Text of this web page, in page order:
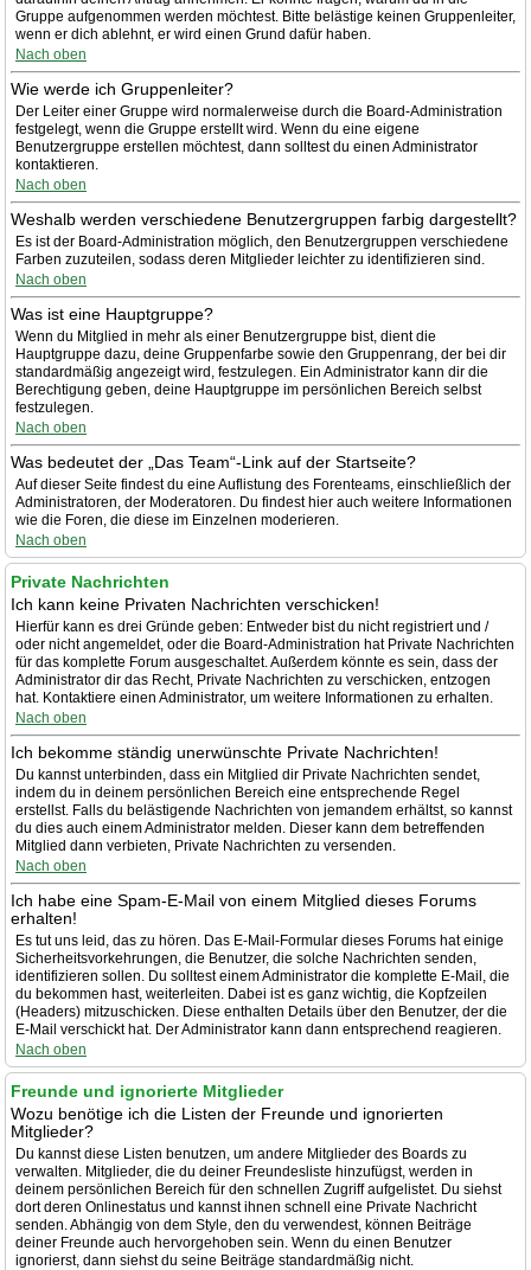
Gruppe aufgenommen werden möchtest. Bitte belästige keinen Gruppenleiter,
wenn er dich ablehnt, er wird einen Grund dafür haben.
Nach oben
Wie werde ich Gruppenleiter?
Der Leiter einer Gruppe wird normalerweise durch die Board-Administration
festgelegt, wenn die Gruppe erstellt wird. Wenn du eine eigene
Benutzergruppe erstellen möchtest, dann solltest du einen Administrator
kontaktieren.
Nach oben
Weshalb werden verschiedene Benutzergruppen farbig dargestellt?
Es ist der Board-Administration möglich, den Benutzergruppen verschiedene
Farben zuzuteilen, sodass deren Mitglieder leichter zu identifizieren sind.
Nach oben
Was ist eine Hauptgruppe?
Wenn du Mitglied in mehr als einer Benutzergruppe bist, dient die
Hauptgruppe dazu, deine Gruppenfarbe sowie den Gruppenrang, der bei dir
standardmäßig angezeigt wird, festzulegen. Ein Administrator kann dir die
Berechtigung geben, deine Hauptgruppe im persönlichen Bereich selbst
festzulegen.
Nach oben
Was bedeutet der „Das Team“-Link auf der Startseite?
Auf dieser Seite findest du eine Auflistung des Forenteams, einschließlich der
Administratoren, der Moderatoren. Du findest hier auch weitere Informationen
wie die Foren, die diese im Einzelnen moderieren.
Nach oben
Private Nachrichten
Ich kann keine Privaten Nachrichten verschicken!
Hierfür kann es drei Gründe geben: Entweder bist du nicht registriert und /
oder nicht angemeldet, oder die Board-Administration hat Private Nachrichten
für das komplette Forum ausgeschaltet. Außerdem könnte es sein, dass der
Administrator dir das Recht, Private Nachrichten zu verschicken, entzogen
hat. Kontaktiere einen Administrator, um weitere Informationen zu erhalten.
Nach oben
Ich bekomme ständig unerwünschte Private Nachrichten!
Du kannst unterbinden, dass ein Mitglied dir Private Nachrichten sendet,
indem du in deinem persönlichen Bereich eine entsprechende Regel
erstellst. Falls du belästigende Nachrichten von jemandem erhältst, so kannst
du dies auch einem Administrator melden. Dieser kann dem betreffenden
Mitglied dann verbieten, Private Nachrichten zu versenden.
Nach oben
Ich habe eine Spam-E-Mail von einem Mitglied dieses Forums
erhalten!
Es tut uns leid, das zu hören. Das E-Mail-Formular dieses Forums hat einige
Sicherheitsvorkehrungen, die Benutzer, die solche Nachrichten senden,
identifizieren sollen. Du solltest einem Administrator die komplette E-Mail, die
du bekommen hast, weiterleiten. Dabei ist es ganz wichtig, die Kopfzeilen
(Headers) mitzuschicken. Diese enthalten Details über den Benutzer, der die
E-Mail verschickt hat. Der Administrator kann dann entsprechend reagieren.
Nach oben
Freunde und ignorierte Mitglieder
Wozu benötige ich die Listen der Freunde und ignorierten
Mitglieder?
Du kannst diese Listen benutzen, um andere Mitglieder des Boards zu
verwalten. Mitglieder, die du deiner Freundesliste hinzufügst, werden in
deinem persönlichen Bereich für den schnellen Zugriff aufgelistet. Du siehst
dort deren Onlinestatus und kannst ihnen schnell eine Private Nachricht
senden. Abhängig von dem Style, den du verwendest, können Beiträge
deiner Freunde auch hervorgehoben sein. Wenn du einen Benutzer
ignorierst, dann siehst du seine Beiträge standardmäßig nicht.